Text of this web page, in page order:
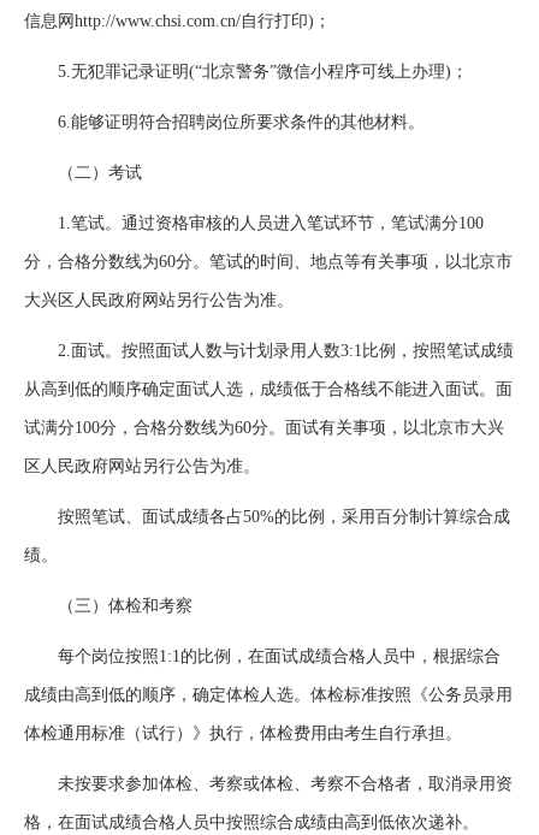
信息网http://www.chsi.com.cn/自行打印)；
5.无犯罪记录证明(“北京警务”微信小程序可线上办理)；
6.能够证明符合招聘岗位所要求条件的其他材料。
（二）考试
1.笔试。通过资格审核的人员进入笔试环节，笔试满分100
分，合格分数线为60分。笔试的时间、地点等有关事项，以北京市
大兴区人民政府网站另行公告为准。
2.面试。按照面试人数与计划录用人数3:1比例，按照笔试成绩
从高到低的顺序确定面试人选，成绩低于合格线不能进入面试。面
试满分100分，合格分数线为60分。面试有关事项，以北京市大兴
区人民政府网站另行公告为准。
按照笔试、面试成绩各占50%的比例，采用百分制计算综合成
绩。
（三）体检和考察
每个岗位按照1:1的比例，在面试成绩合格人员中，根据综合
成绩由高到低的顺序，确定体检人选。体检标准按照《公务员录用
体检通用标准（试行）》执行，体检费用由考生自行承担。
未按要求参加体检、考察或体检、考察不合格者，取消录用资
格，在面试成绩合格人员中按照综合成绩由高到低依次递补。